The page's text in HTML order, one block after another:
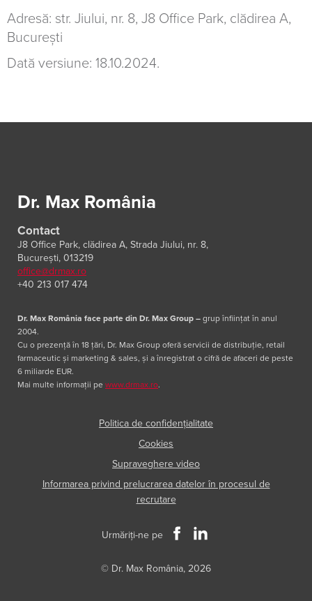
Adresă: str. Jiului, nr. 8, J8 Office Park, clădirea A,
București
Dată versiune: 18.10.2024.
Dr. Max România
Contact
J8 Office Park, clădirea A, Strada Jiului, nr. 8,
București, 013219
office@drmax.ro
+40 213 017 474
Dr. Max România face parte din Dr. Max Group – grup înființat în anul
2004.
Cu o prezență în 18 țări, Dr. Max Group oferă servicii de distribuție, retail
farmaceutic și marketing & sales, și a înregistrat o cifră de afaceri de peste
6 miliarde EUR.
Mai multe informații pe www.drmax.ro.
Politica de confidențialitate
Cookies
Supraveghere video
Informarea privind prelucrarea datelor în procesul de
recrutare
Urmăriți-ne pe
© Dr. Max România, 2026